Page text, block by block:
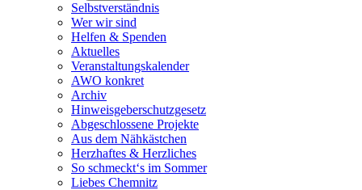
Selbstverständnis
Wer wir sind
Helfen & Spenden
Aktuelles
Veranstaltungskalender
AWO konkret
Archiv
Hinweisgeberschutzgesetz
Abgeschlossene Projekte
Aus dem Nähkästchen
Herzhaftes & Herzliches
So schmeckt‘s im Sommer
Liebes Chemnitz